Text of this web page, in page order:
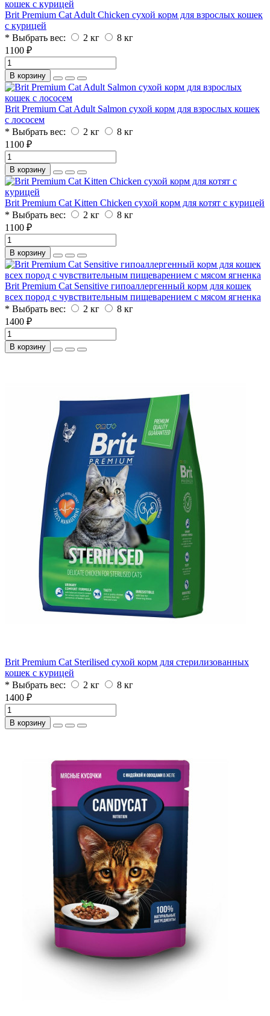
Brit Premium Cat Adult Chicken сухой корм для взрослых кошек
с курицей
* Выбрать вес:
2 кг
8 кг
1100 ₽
В корзину
Brit Premium Cat Adult Salmon сухой корм для взрослых кошек
с лососем
* Выбрать вес:
2 кг
8 кг
1100 ₽
В корзину
Brit Premium Cat Kitten Chicken сухой корм для котят с курицей
* Выбрать вес:
2 кг
8 кг
1100 ₽
В корзину
Brit Premium Cat Sensitive гипоаллергенный корм для кошек
всех пород с чувствительным пищеварением с мясом ягненка
* Выбрать вес:
2 кг
8 кг
1400 ₽
В корзину
Brit Premium Cat Sterilised сухой корм для стерилизованных
кошек с курицей
* Выбрать вес:
2 кг
8 кг
1400 ₽
В корзину